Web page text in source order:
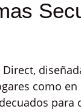
como en
para